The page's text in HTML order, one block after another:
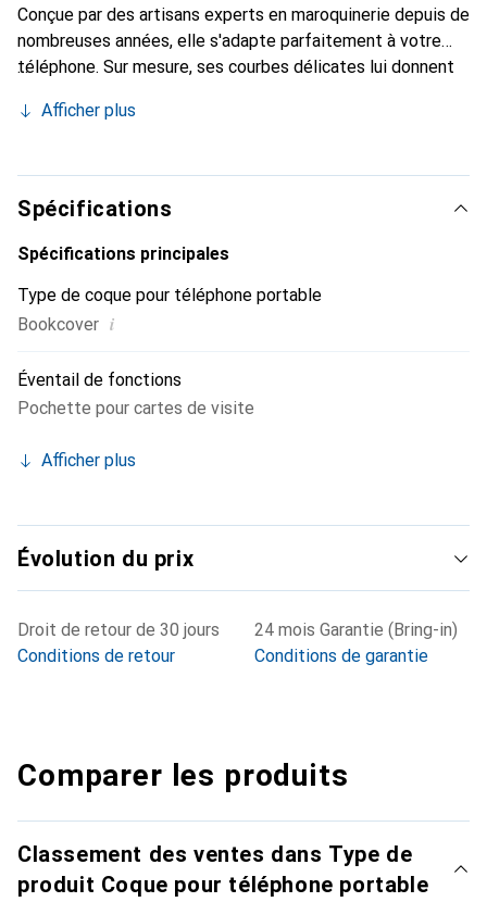
Conçue par des artisans experts en maroquinerie depuis de
nombreuses années, elle s'adapte parfaitement à votre
téléphone. Sur mesure, ses courbes délicates lui donnent
et indispensable pour votre smartphone. Reconnaître
marque Noreve est un choix sûr pour une clientèle
exigeante.
Afficher plus
Spécifications
Spécifications principales
Type de coque pour téléphone portable
Bookcover i
Éventail de fonctions
Pochette pour cartes de visite
Afficher plus
Évolution du prix
Droit de retour de 30 jours
Conditions de retour
24 mois Garantie (Bring-in)
Conditions de garantie
Comparer les produits
Classement des ventes dans Type de
produit Coque pour téléphone portable